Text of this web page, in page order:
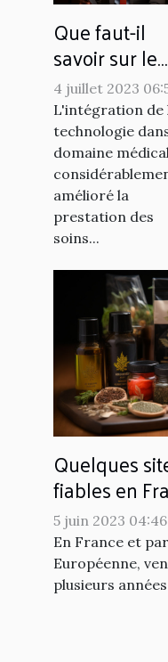
Que faut-il
savoir sur le
médical
4 juillet 2023
L'intégration de
technologie
domaine
amélioré la
prestation des
soins...
Quelques
fiables en
5 juin 2023 04:46
En France et
Européenne,
plusieurs